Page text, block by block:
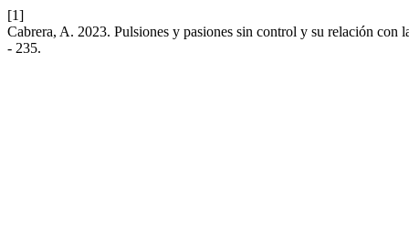
[1]
Cabrera, A. 2023. Pulsiones y pasiones sin control y su relación
- 235.